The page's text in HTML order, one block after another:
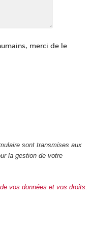
merci de le
sont transmises aux
la gestion de votre
vos données et vos droits.